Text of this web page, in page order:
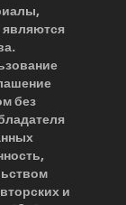
являются
без
и